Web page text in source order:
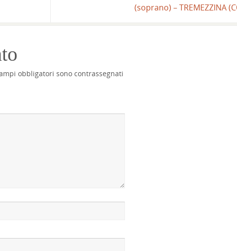
(soprano) – TREMEZZINA
obbligatori sono contrassegnati